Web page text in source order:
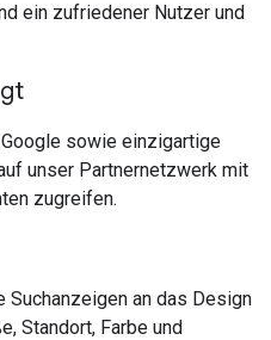
ein zufriedener Nutzer und
sowie einzigartige
unser Partnernetzwerk mit
zugreifen.
an das Design
Standort, Farbe und